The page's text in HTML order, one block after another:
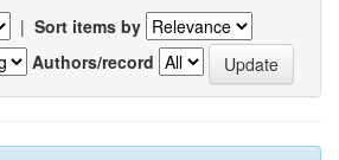
| Sort items by
Authors/record